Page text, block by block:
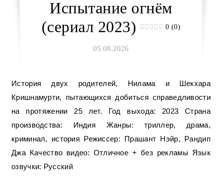
Испытание огнём
(сериал 2023)
0 (0)
05.08.2026
История двух родителей, Нилама и Шекхара
Кришнамурти, пытающихся добиться справедливости
на протяжении 25 лет. Год выхода: 2023 Страна
производства: Индия Жанры: триллер, драма,
криминал, история Режиссер: Прашант Нэйр, Рандип
Джа Качество видео: Отличное + без рекламы Язык
озвучки: Русский